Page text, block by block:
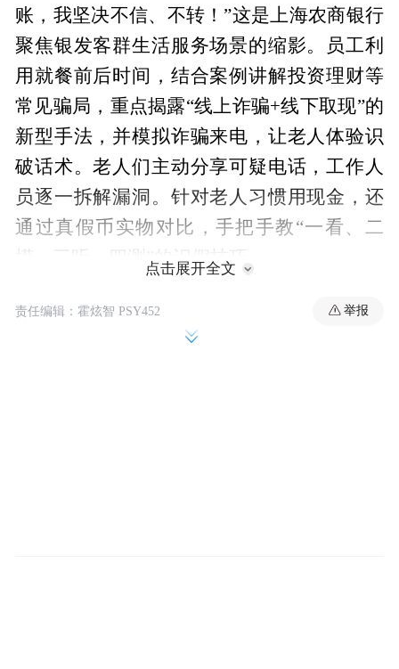
账，我坚决不信、不转！”这是上海农商银行
聚焦银发客群生活服务场景的缩影。员工利
用就餐前后时间，结合案例讲解投资理财等
常见骗局，重点揭露“线上诈骗+线下取现”的
新型手法，并模拟诈骗来电，让老人体验识
破话术。老人们主动分享可疑电话，工作人
员逐一拆解漏洞。针对老人习惯用现金，还
通过真假币实物对比，手把手教“一看、二
摸、三听、四测”的识假技巧。
老年人是电信网络诈骗的重点受害群体之
一。截至2025年底，上海全市社区长者食堂
点击展开全文
责任编辑：霍炫智 PSY452 举报